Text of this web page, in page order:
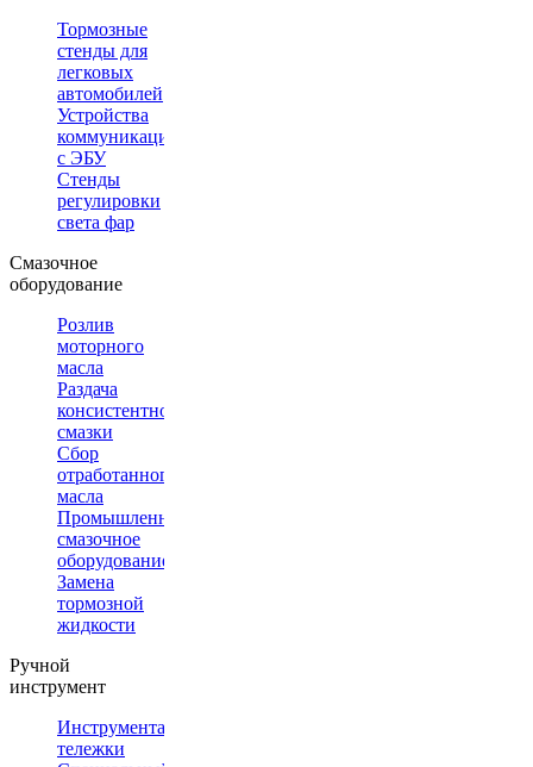
Тормозные
стенды для
легковых
автомобилей
Устройства
коммуникации
с ЭБУ
Стенды
регулировки
света фар
Смазочное
оборудование
Розлив
моторного
масла
Раздача
консистентной
смазки
Сбор
отработанного
масла
Промышленное
смазочное
оборудование
Замена
тормозной
жидкости
Ручной
инструмент
Инструментальные
тележки